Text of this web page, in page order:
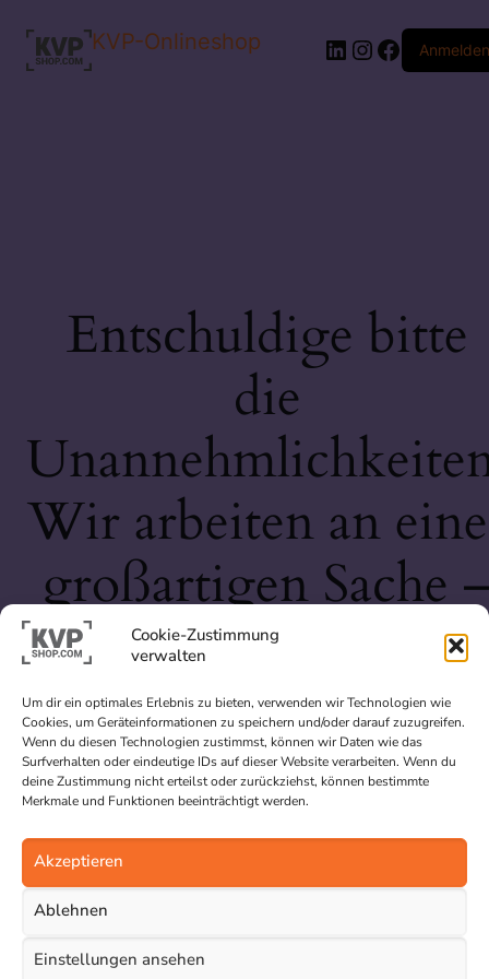
Cookie-Zustimmung
verwalten
Um dir ein optimales Erlebnis zu bieten, verwenden wir Technologien wie
Cookies, um Geräteinformationen zu speichern und/oder darauf zuzugreifen.
Wenn du diesen Technologien zustimmst, können wir Daten wie das
Surfverhalten oder eindeutige IDs auf dieser Website verarbeiten. Wenn du
deine Zustimmung nicht erteilst oder zurückziehst, können bestimmte
Merkmale und Funktionen beeinträchtigt werden.
Akzeptieren
Ablehnen
Einstellungen ansehen
KVP-Onlineshop LinkedIn
Instagram
Anmelden
Entschuldige bitte
die
Wir arbeiten an
großartigen Sache
schau bald wieder
vorbei!